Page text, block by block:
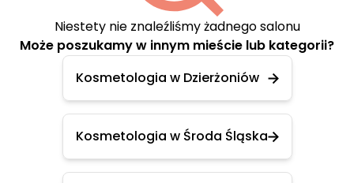
Niestety nie znaleźliśmy żadnego salonu
Może poszukamy w innym mieście lub kategorii?
Kosmetologia w Dzierżoniów
Kosmetologia w Środa Śląska